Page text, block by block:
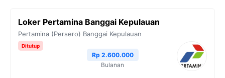
e
g
n
Loker Pertamina Banggai Kepulauan
Pertamina (Persero) Banggai Kepulauan
Ditutup
Rp 2.600.000
Bulanan